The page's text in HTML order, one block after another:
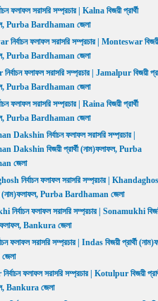
ফলাফল সরাসরি সম্প্রচার | Kalna বিজয়ী প্রার্থী
Purba Bardhaman জেলা
ফলাফল সরাসরি সম্প্রচার | Monteswar বিজয়ী
Purba Bardhaman জেলা
ফলাফল সরাসরি সম্প্রচার | Jamalpur বিজয়ী
Purba Bardhaman জেলা
ফলাফল সরাসরি সম্প্রচার | Raina বিজয়ী প্রার্থী
Purba Bardhaman জেলা
Dakshin নির্বাচন ফলাফল সরাসরি সম্প্রচার |
Dakshin বিজয়ী প্রার্থী (নাম)ফলাফল, Purba
জেলা
নির্বাচন ফলাফল সরাসরি সম্প্রচার |
(নাম)ফলাফল, Purba Bardhaman জেলা
নির্বাচন ফলাফল সরাসরি সম্প্রচার | Sonamukhi
Bankura জেলা
ফলাফল সরাসরি সম্প্রচার | Indas বিজয়ী প্রার্থী
ফলাফল সরাসরি সম্প্রচার | Kotulpur বিজয়ী
Bankura জেলা